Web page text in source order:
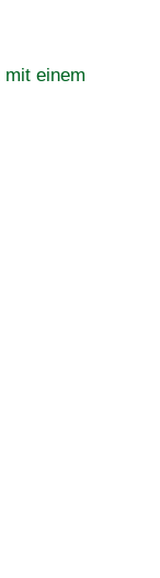
einem